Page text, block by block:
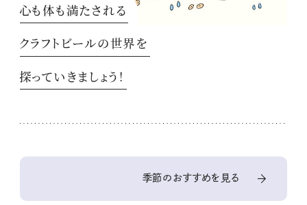
心も体も満たされる
クラフトビールの世界を
探っていきましょう！
季節のおすすめを見る